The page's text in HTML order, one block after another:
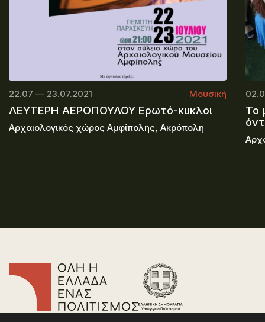
22.07 — 23.07.2021 Μουσική
ΛΕΥΤΕΡΗ ΑΕΡΟΠΟΥΛΟΥ Ερωτό-κυκλοι
Αρχαιολογικός χώρος Αμφίπολης, Ακρόπολη
Το